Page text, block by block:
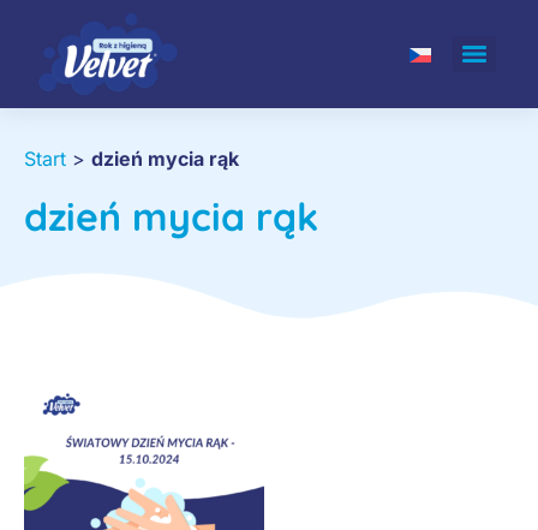
Start > dzień mycia rąk
dzień mycia rąk